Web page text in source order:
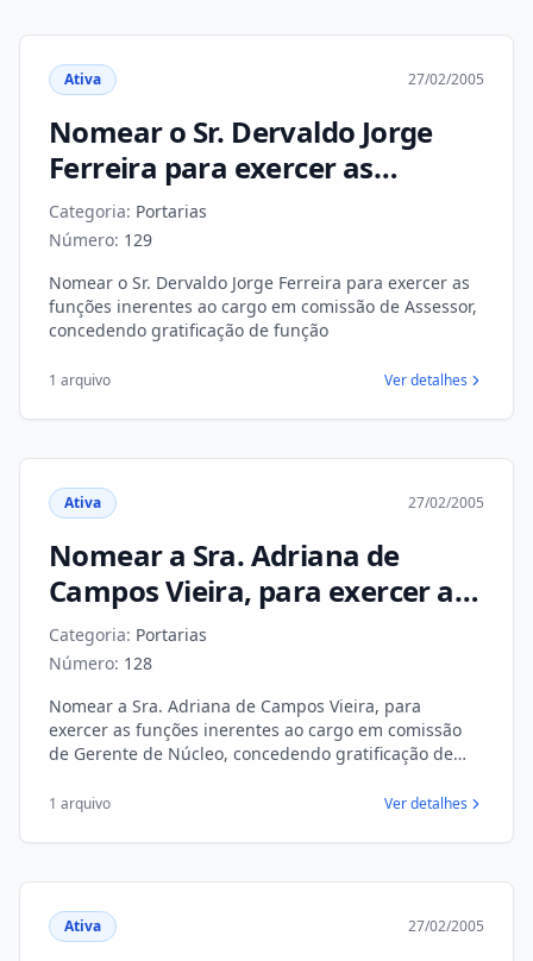
Ativa 27/02/2005
Nomear o Sr. Dervaldo Jorge
Ferreira para exercer as
funções inerentes ao cargo em
comissão de Assessor,
concedendo gratificação de
função
Categoria: Portarias
Número: 129
Nomear o Sr. Dervaldo Jorge Ferreira para exercer as
funções inerentes ao cargo em comissão de Assessor,
concedendo gratificação de função
1 arquivo Ver detalhes
Ativa 27/02/2005
Nomear a Sra. Adriana de
Campos Vieira, para exercer as
funções inerentes ao cargo em
comissão de Gerente de Núcleo,
concedendo gratificação de
função
Categoria: Portarias
Número: 128
Nomear a Sra. Adriana de Campos Vieira, para
exercer as funções inerentes ao cargo em comissão
de Gerente de Núcleo, concedendo gratificação de
1 arquivo Ver detalhes
Ativa 27/02/2005